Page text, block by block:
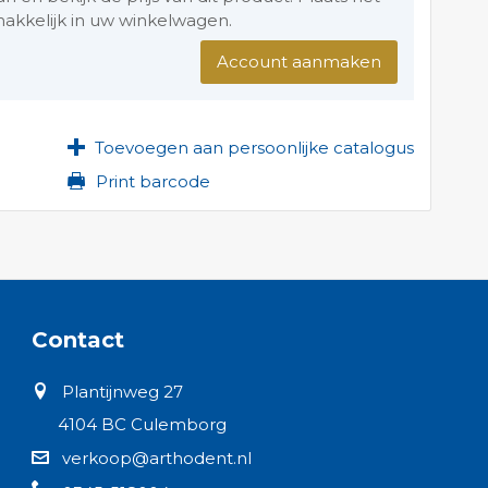
in uw winkelwagen.
Account aanmaken
Toevoegen aan persoonlijke catalogus
Print barcode
Contact
Plantijnweg 27
4104 BC Culemborg
verkoop@arthodent.nl